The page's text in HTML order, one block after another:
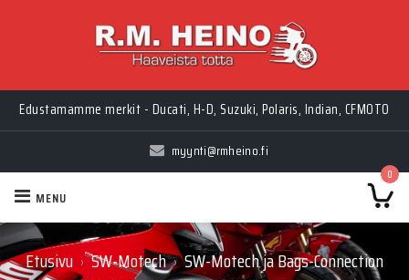
Edustamamme merkit - Ducati, H-D, Suzuki, Polaris, Indian, CFMOTO
myynti@rmheino.fi
0
MENU
Etusivu › SW-Motech › SW-Motech ja Bags-Connection